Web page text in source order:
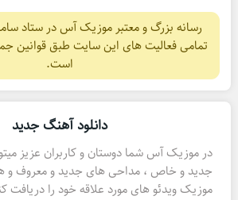
رسانه بزرگ و معتبر موزیک آس در ستاد
تمامی فعالیت های این سایت طبق قوانین
است.
دانلود آهنگ جدید
در موزیک آس شما دوستان و کاربران عزیز
جدید و خاص ، مداحی های جدید و معروف و
موزیک ویدئو های مورد علاقه خود را دریافت